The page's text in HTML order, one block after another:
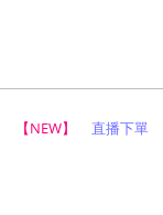
【NEW】 直播下單